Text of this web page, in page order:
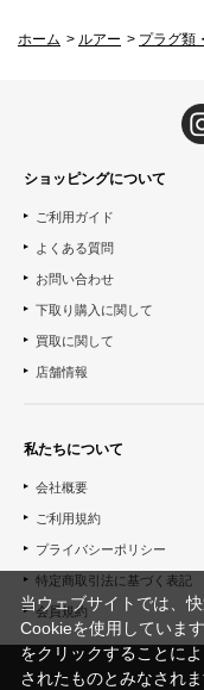
ホーム > ルアー > プラグ類
ショッピングについて
ご利用ガイド
よくある質問
お問い合わせ
下取り購入に関して
買取に関して
店舗情報
私たちについて
会社概要
ご利用規約
プライバシーポリシー
特定商取引法に基づく表記
会員規約
当ウェブサイトでは、
Cookieを使用していま
をクリックすることに
されたものとみなされま